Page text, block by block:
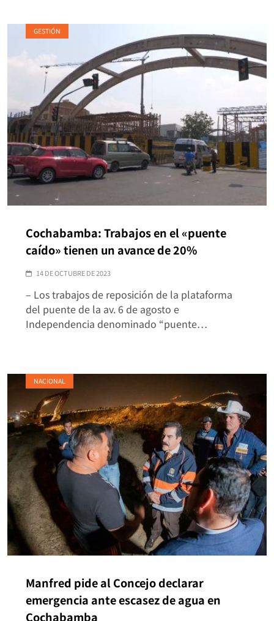
GESTIÓN
Cochabamba: Trabajos en el «puente
caído» tienen un avance de 20%
14 DE OCTUBRE DE 2023
– Los trabajos de reposición de la plataforma
del puente de la av. 6 de agosto e
Independencia denominado “puente…
NACIONAL
Manfred pide al Concejo declarar
emergencia ante escasez de agua en
Cochabamba